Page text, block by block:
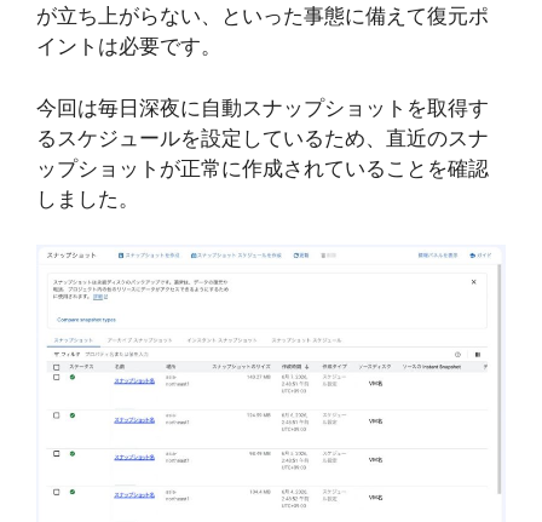
が立ち上がらない、といった事態に備えて復元ポ
イントは必要です。
今回は毎日深夜に自動スナップショットを取得す
るスケジュールを設定しているため、直近のスナ
ップショットが正常に作成されていることを確認
しました。